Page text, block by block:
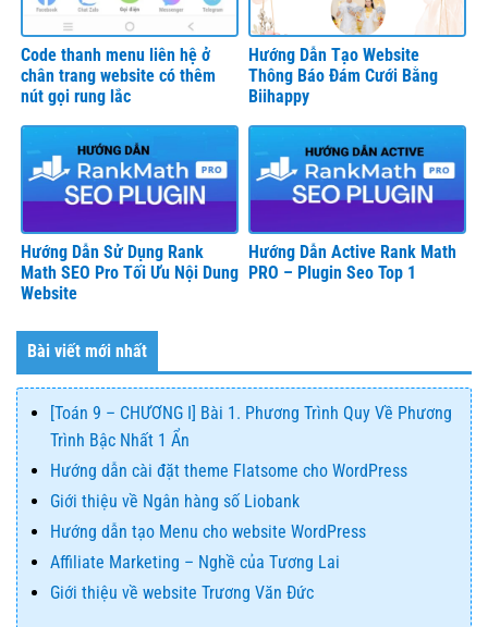
Code thanh menu liên hệ ở
chân trang website có thêm
nút gọi rung lắc
Hướng Dẫn Tạo Website
Thông Báo Đám Cưới Bằng
Biihappy
Hướng Dẫn Sử Dụng Rank
Math SEO Pro Tối Ưu Nội Dung
Website
Hướng Dẫn Active Rank Math
PRO – Plugin Seo Top 1
Bài viết mới nhất
[Toán 9 – CHƯƠNG I] Bài 1. Phương Trình Quy Về Phương
Trình Bậc Nhất 1 Ẩn
Hướng dẫn cài đặt theme Flatsome cho WordPress
Giới thiệu về Ngân hàng số Liobank
Hướng dẫn tạo Menu cho website WordPress
Affiliate Marketing – Nghề của Tương Lai
Giới thiệu về website Trương Văn Đức